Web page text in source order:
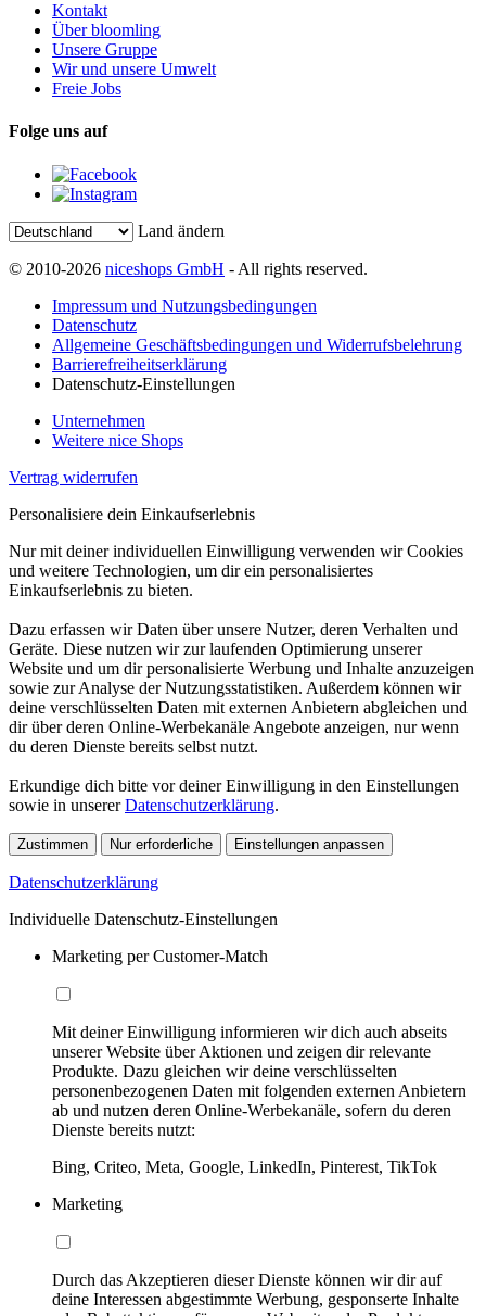
Kontakt
Über bloomling
Unsere Gruppe
Wir und unsere Umwelt
Freie Jobs
Folge uns auf
Land ändern
© 2010-2026 niceshops GmbH - All rights reserved.
Impressum und Nutzungsbedingungen
Datenschutz
Allgemeine Geschäftsbedingungen und Widerrufsbelehrung
Barrierefreiheitserklärung
Datenschutz-Einstellungen
Unternehmen
Weitere nice Shops
Vertrag widerrufen
Personalisiere dein Einkaufserlebnis
Nur mit deiner individuellen Einwilligung verwenden wir Cookies
und weitere Technologien, um dir ein personalisiertes
Einkaufserlebnis zu bieten.
Dazu erfassen wir Daten über unsere Nutzer, deren Verhalten und
Geräte. Diese nutzen wir zur laufenden Optimierung unserer
Website und um dir personalisierte Werbung und Inhalte anzuzeigen
sowie zur Analyse der Nutzungsstatistiken. Außerdem können wir
deine verschlüsselten Daten mit externen Anbietern abgleichen und
dir über deren Online-Werbekanäle Angebote anzeigen, nur wenn
du deren Dienste bereits selbst nutzt.
Erkundige dich bitte vor deiner Einwilligung in den Einstellungen
sowie in unsererDatenschutzerklärung.
Zustimmen Nur erforderliche Einstellungen anpassen
Datenschutzerklärung
Individuelle Datenschutz-Einstellungen
Marketing per Customer-Match
Mit deiner Einwilligung informieren wir dich auch abseits
unserer Website über Aktionen und zeigen dir relevante
Produkte. Dazu gleichen wir deine verschlüsselten
personenbezogenen Daten mit folgenden externen Anbietern
ab und nutzen deren Online-Werbekanäle, sofern du deren
Dienste bereits nutzt:
Bing, Criteo, Meta, Google, LinkedIn, Pinterest, TikTok
Marketing
Durch das Akzeptieren dieser Dienste können wir dir auf
deine Interessen abgestimmte Werbung, gesponserte Inhalte